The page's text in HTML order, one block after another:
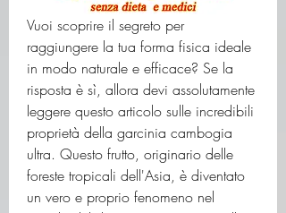
Vuoi scoprire il segreto per
raggiungere la tua forma fisica ideale
in modo naturale e efficace? Se la
risposta è sì, allora devi assolutamente
leggere questo articolo sulle incredibili
proprietà della garcinia cambogia
ultra. Questo frutto, originario delle
foreste tropicali dell'Asia, è diventato
un vero e proprio fenomeno nel